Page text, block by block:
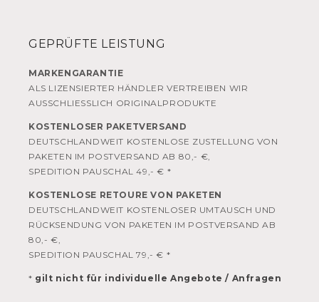
GEPRÜFTE LEISTUNG
MARKENGARANTIE
ALS LIZENSIERTER HÄNDLER VERTREIBEN WIR
AUSSCHLIESSLICH ORIGINALPRODUKTE
KOSTENLOSER PAKETVERSAND
DEUTSCHLANDWEIT KOSTENLOSE ZUSTELLUNG VON
PAKETEN IM POSTVERSAND AB 80,- €,
SPEDITION PAUSCHAL 49,- € *
KOSTENLOSE RETOURE VON PAKETEN
DEUTSCHLANDWEIT KOSTENLOSER UMTAUSCH UND
RÜCKSENDUNG VON PAKETEN IM POSTVERSAND AB
80,- €,
SPEDITION PAUSCHAL 79,- € *
* gilt nicht für individuelle Angebote / Anfragen